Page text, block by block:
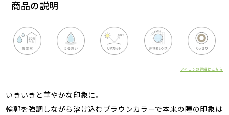
商品の説明
アイコンの詳細はこちら
いきいきと華やかな印象に。
輪郭を強調しながら溶け込むブラウンカラーで本来の瞳の印象は